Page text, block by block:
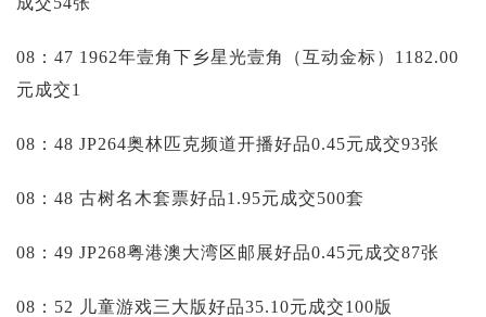
08：47 1962年壹角下乡星光壹角（互动金标）1182.00
元成交1
08：48 JP264奥林匹克频道开播好品0.45元成交93张
08：48 古树名木套票好品1.95元成交500套
08：49 JP268粤港澳大湾区邮展好品0.45元成交87张
08：52 儿童游戏三大版好品35.10元成交100版